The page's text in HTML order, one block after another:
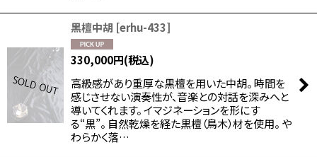
黒檀中胡 [erhu-433]
330,000円(税込)
高級感があり重厚な黒檀を用いた中胡。 時間を
感じさせない演奏性が、音楽との対話を深みへと
導いてくれます。 イマジネーションを形にす
る“黒”。 自然乾燥を経た黒檀（鳥木）材を使用。 や
わらかく落…